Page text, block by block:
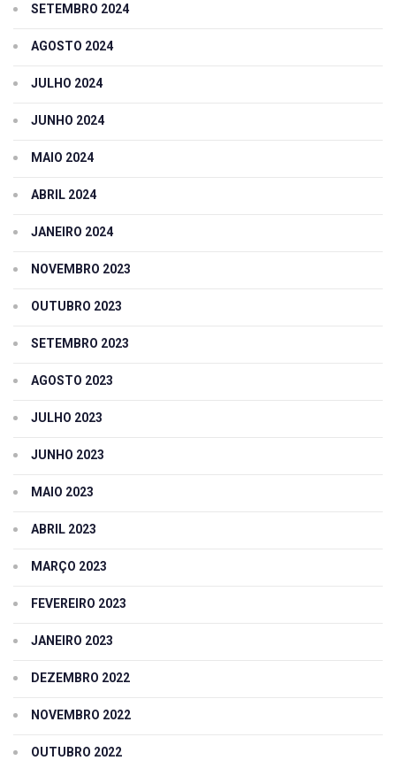
SETEMBRO 2024
AGOSTO 2024
JULHO 2024
JUNHO 2024
MAIO 2024
ABRIL 2024
JANEIRO 2024
NOVEMBRO 2023
OUTUBRO 2023
SETEMBRO 2023
AGOSTO 2023
JULHO 2023
JUNHO 2023
MAIO 2023
ABRIL 2023
MARÇO 2023
FEVEREIRO 2023
JANEIRO 2023
DEZEMBRO 2022
NOVEMBRO 2022
OUTUBRO 2022